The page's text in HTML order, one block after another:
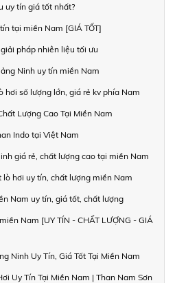
uy tín giá tốt nhất?
tại miền Nam [GIÁ TỐT]
pháp nhiên liệu tối ưu
Ninh uy tín miền Nam
hơi số lượng lớn, giá rẻ kv phía Nam
Lượng Cao Tại Miền Nam
Indo tại Việt Nam
giá rẻ, chất lượng cao tại miền Nam
hơi uy tín, chất lượng miền Nam
Nam uy tín, giá tốt, chất lượng
Nam [UY TÍN - CHẤT LƯỢNG - GIÁ
Ninh Uy Tín, Giá Tốt Tại Miền Nam
Uy Tín Tại Miền Nam | Than Nam Sơn